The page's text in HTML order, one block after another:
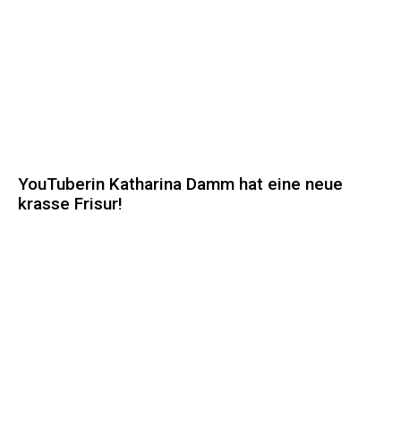
YouTuberin Katharina Damm hat eine neue
krasse Frisur!